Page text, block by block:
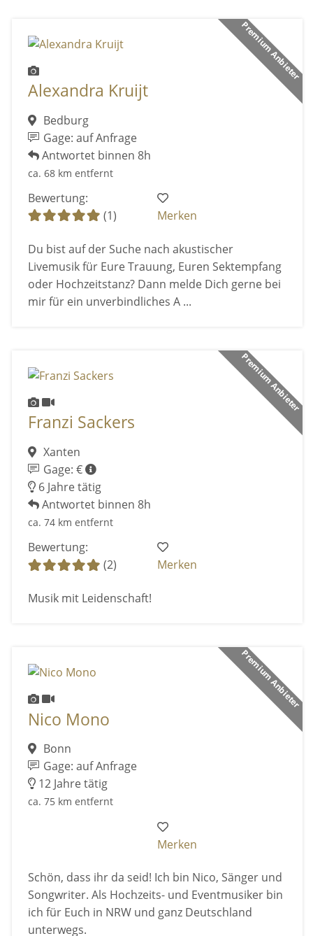
Premium Anbieter
Alexandra Kruijt
Bedburg
Gage: auf Anfrage
Antwortet binnen 8h
ca. 68 km entfernt
Bewertung:
(1)
Merken
Du bist auf der Suche nach akustischer
Livemusik für Eure Trauung, Euren Sektempfang
oder Hochzeitstanz? Dann melde Dich gerne bei
mir für ein unverbindliches A ...
Premium Anbieter
Franzi Sackers
Xanten
Gage: €
6 Jahre tätig
Antwortet binnen 8h
ca. 74 km entfernt
Bewertung:
(2)
Merken
Musik mit Leidenschaft!
Premium Anbieter
Nico Mono
Bonn
Gage: auf Anfrage
12 Jahre tätig
ca. 75 km entfernt
Merken
Schön, dass ihr da seid! Ich bin Nico, Sänger und
Songwriter. Als Hochzeits- und Eventmusiker bin
ich für Euch in NRW und ganz Deutschland
unterwegs.